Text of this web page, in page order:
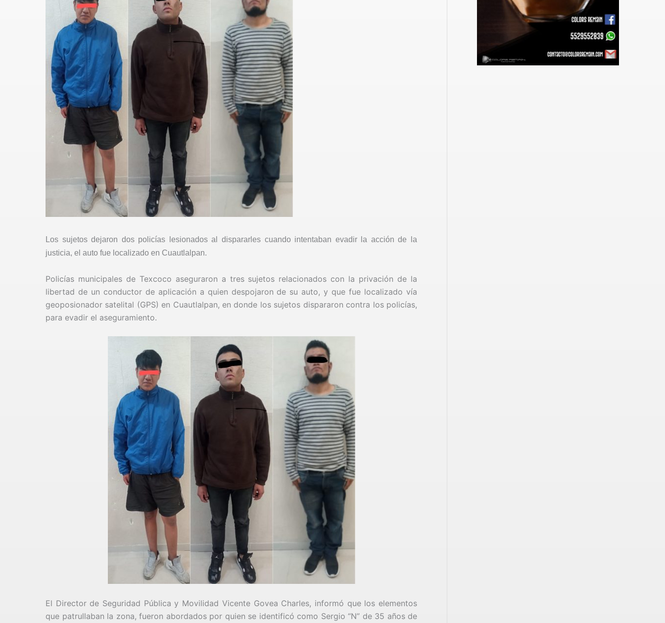
Los sujetos dejaron dos policías lesionados al dispararles cuando intentaban evadir la acción de la
justicia, el auto fue localizado en Cuautlalpan.
Policías municipales de Texcoco aseguraron a tres sujetos relacionados con la privación de la
libertad de un conductor de aplicación a quien despojaron de su auto, y que fue localizado vía
geoposionador satelital (GPS) en Cuautlalpan, en donde los sujetos dispararon contra los policías,
para evadir el aseguramiento.
El Director de Seguridad Pública y Movilidad Vicente Govea Charles, informó que los elementos
que patrullaban la zona, fueron abordados por quien se identificó como Sergio “N” de 35 años de